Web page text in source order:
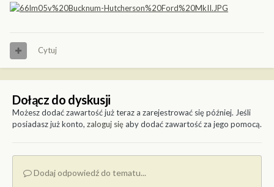
Cytuj
Dołącz do dyskusji
Możesz dodać zawartość już teraz a zarejestrować się później. Jeśli
posiadasz już konto, zaloguj sięaby dodać zawartość za jego pomocą.
Dodaj odpowiedź do tematu...